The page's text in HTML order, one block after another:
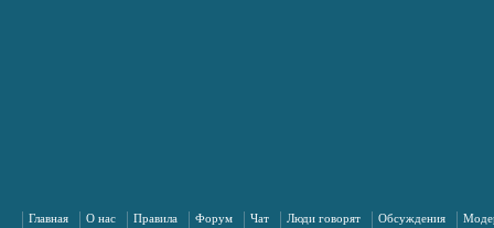
Главная О нас Правила Форум Чат Люди говорят Обсуждения